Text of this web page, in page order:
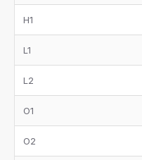
Кожух-трубный
протока, сервисные
воздуха
Трубопровод
Металлическая
Манометры высокого
Коллектор
H1
L1
L2
O1
O2